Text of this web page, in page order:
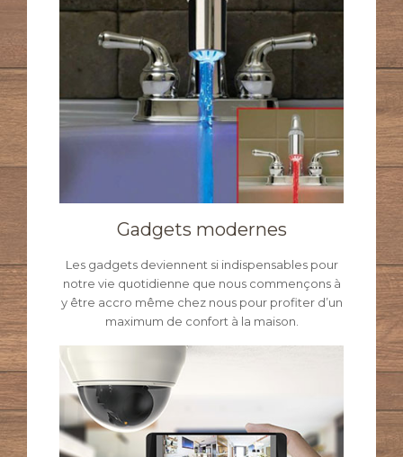
Gadgets modernes
Les gadgets deviennent si indispensables pour
notre vie quotidienne que nous commençons à
y être accro même chez nous pour profiter d’un
maximum de confort à la maison.